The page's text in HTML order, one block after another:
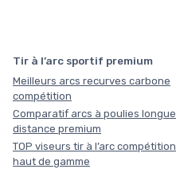
Tir à l’arc sportif premium
Meilleurs arcs recurves carbone
compétition
Comparatif arcs à poulies longue
distance premium
TOP viseurs tir à l’arc compétition
haut de gamme